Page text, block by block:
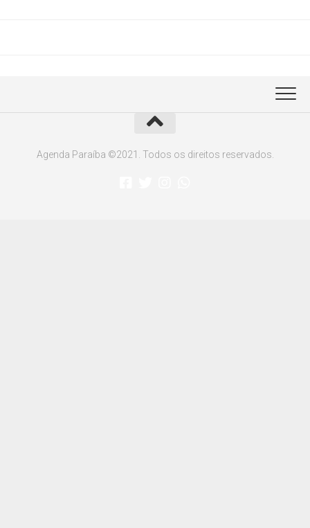
Agenda Paraíba ©2021. Todos os direitos reservados.